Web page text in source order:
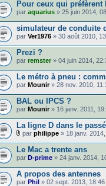
Pour ceux qui préfèrent
par aquarius » 25 juin 2014,
simulateur de conduite
par Ver1976 » 30 août 2010,
Prezi ?
par remster » 04 juin 2014,
Le métro à pneu :
par Mounir» 28 nov. 2010,
BAL ou IPCS ?
par Mounir » 16 janv. 2011,
La ligne D dans le passé
F
i
c
h
i
e
r
par philippe » 18 janv.
Le Mac a trente ans
par D-prime » 24 janv. 2014,
A propos des antennes
par Phil » 02 sept. 2013, 18:46